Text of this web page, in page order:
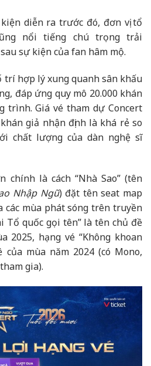
diễn ra trước đó, đơn vị tổ
nổi tiếng chú trọng trải
sự kiện của fan hâm mộ.
trí hợp lý xung quanh sân khấu
đáp ứng quy mô 20.000 khán
trình. Giá vé tham dự Concert
giả nhận định là khá rẻ so
chất lượng của dàn nghệ sĩ
là cách “Nhà Sao” (tên
Nhập Ngũ) đặt tên seat map
các mùa phát sóng trên truyền
Tổ quốc gọi tên” là tên chủ đề
2025, hạng vé “Không khoan
mùa năm 2024 (có Mono,
gia).